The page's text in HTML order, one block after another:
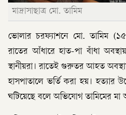
মাদ্রাসাছাত্র মো. তামিম
ভোলার চরফ্যাশনে মো. তামিম
রাতের আঁধারে হাত-পা বাঁধা
স্থানীয়রা। রাতেই গুরুতর আহত
হাসপাতালে ভর্তি করা হয়। হত্যার
ঘটিয়েছে বলে অভিযোগ তামিমের